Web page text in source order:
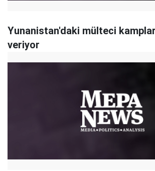
Yunanistan'daki mülteci
veriyor